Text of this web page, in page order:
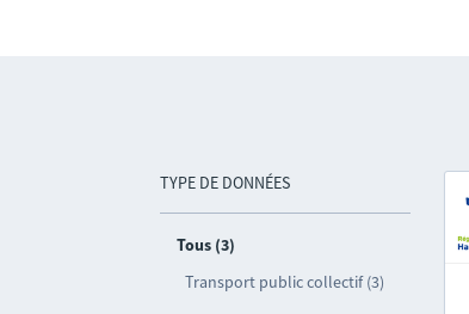
TYPE DE DONNÉES
Tous (3)
Transport public collectif (3)